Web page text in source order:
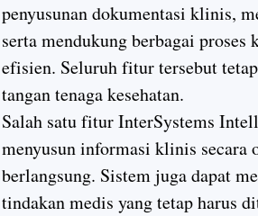
penyusunan dokumentasi klinis,
serta mendukung berbagai
efisien. Seluruh fitur tersebut
tangan tenaga kesehatan.
Salah satu fitur InterSystems
menyusun informasi klinis secara
berlangsung. Sistem juga dapat
tindakan medis yang tetap harus